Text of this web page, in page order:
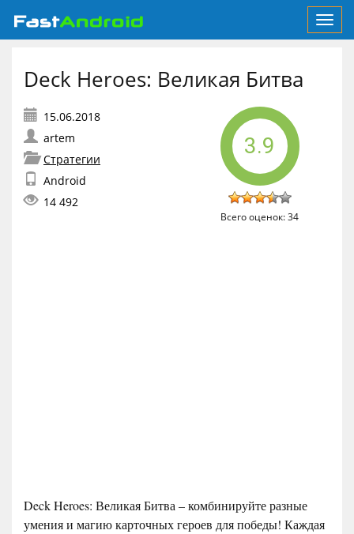
Deck Heroes: Великая Битва
artem
Стратегии
Android
14 492
3.9
Всего оценок:34
Deck Heroes: Великая Битва – комбинируйте разные
умения и магию карточных героев для победы! Каждая